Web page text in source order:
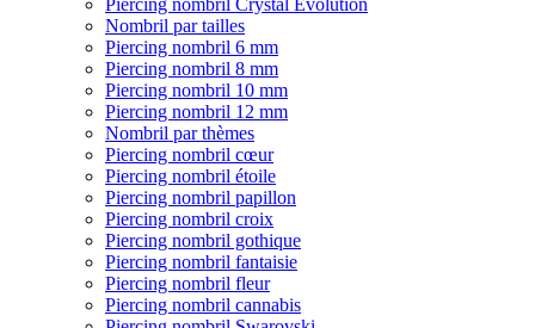
Piercing nombril Crystal Evolution
Nombril par tailles
Piercing nombril 6 mm
Piercing nombril 8 mm
Piercing nombril 10 mm
Piercing nombril 12 mm
Nombril par thèmes
Piercing nombril cœur
Piercing nombril étoile
Piercing nombril papillon
Piercing nombril croix
Piercing nombril gothique
Piercing nombril fantaisie
Piercing nombril fleur
Piercing nombril cannabis